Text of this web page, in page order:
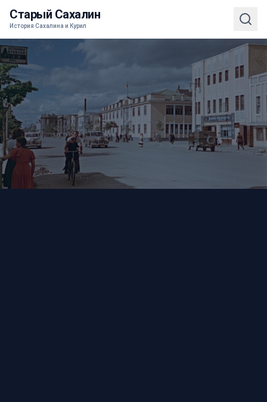
Старый Сахалин
История Сахалина и Курил